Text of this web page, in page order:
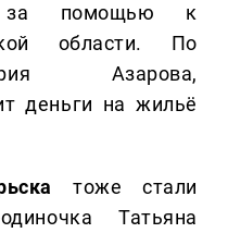
за помощью к
области. По
Азарова,
деньги на жильё
тоже стали
Татьяна